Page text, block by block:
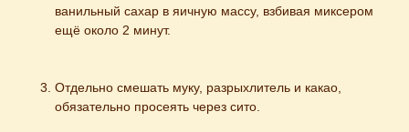
ванильный сахар в яичную массу, взбивая миксером
ещё около 2 минут.
Отдельно смешать муку, разрыхлитель и какао,
обязательно просеять через сито.